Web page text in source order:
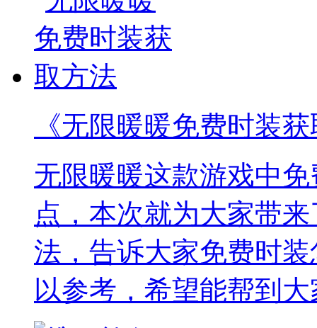
《无限暖暖免费时装
无限暖暖这款游戏中
点，本次就为大家带
法，告诉大家免费时
以参考，希望能帮到